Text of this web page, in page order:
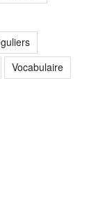
Vocabulaire